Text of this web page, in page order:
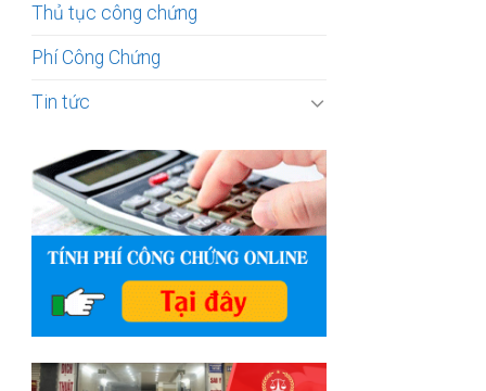
Thủ tục công chứng
Phí Công Chứng
Tin tức